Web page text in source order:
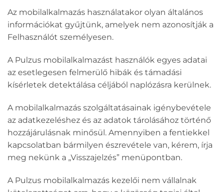
Az mobilalkalmazás használatakor olyan általános
információkat gyűjtünk, amelyek nem azonosítják a
Felhasználót személyesen.
A Pulzus mobilalkalmazást használók egyes adatai
az esetlegesen felmerülő hibák és támadási
kísérletek detektálása céljából naplózásra kerülnek.
A mobilalkalmazás szolgáltatásainak igénybevétele
az adatkezeléshez és az adatok tárolásához történő
hozzájárulásnak minősül. Amennyiben a fentiekkel
kapcsolatban bármilyen észrevétele van, kérem, írja
meg nekünk a „Visszajelzés” menüpontban.
A Pulzus mobilalkalmazás kezelői nem vállalnak